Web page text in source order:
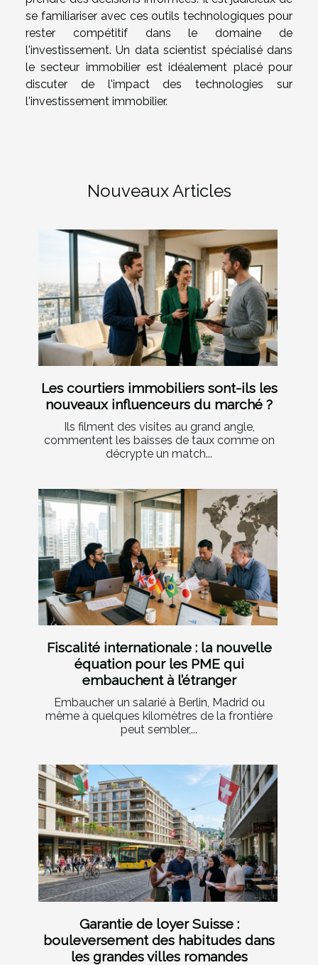
se familiariser avec ces outils technologiques pour
rester compétitif dans le domaine de
l'investissement. Un data scientist spécialisé dans
le secteur immobilier est idéalement placé pour
discuter de l'impact des technologies sur
l'investissement immobilier.
Nouveaux Articles
Les courtiers immobiliers sont-ils les
nouveaux influenceurs du marché ?
Ils filment des visites au grand angle,
commentent les baisses de taux comme on
décrypte un match...
Fiscalité internationale : la nouvelle
équation pour les PME qui
embauchent à l’étranger
Embaucher un salarié à Berlin, Madrid ou
même à quelques kilomètres de la frontière
peut sembler,...
Garantie de loyer Suisse :
bouleversement des habitudes dans
les grandes villes romandes